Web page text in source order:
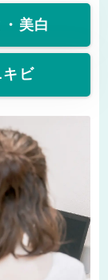
美白
キビ